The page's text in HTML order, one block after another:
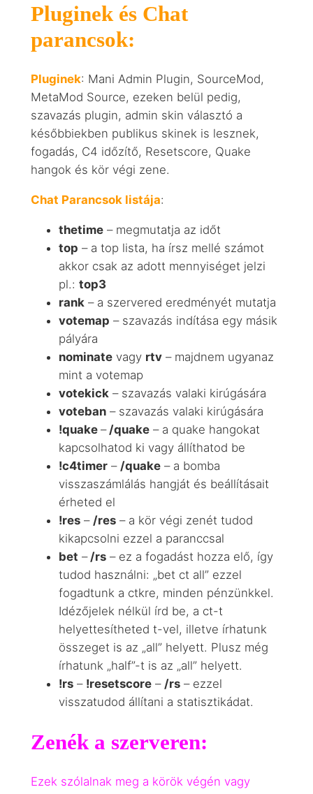
Pluginek és Chat
parancsok:
Pluginek: Mani Admin Plugin, SourceMod,
MetaMod Source, ezeken belül pedig,
szavazás plugin, admin skin választó a
későbbiekben publikus skinek is lesznek,
fogadás, C4 időzítő, Resetscore, Quake
hangok és kör végi zene.
Chat Parancsok listája:
thetime– megmutatja az időt
top – a top lista, ha írsz mellé számot
akkor csak az adott mennyiséget jelzi
pl.: top3
rank – a szervered eredményét mutatja
votemap – szavazás indítása egy másik
pályára
nominatevagy rtv– majdnem ugyanaz
mint a votemap
votekick – szavazás valaki kirúgására
voteban– szavazás valaki kirúgására
!quake –/quake– a quake hangokat
kapcsolhatod ki vagy állíthatod be
!c4timer– /quake– a bomba
visszaszámlálás hangját és beállításait
érheted el
!res– /res– a kör végi zenét tudod
kikapcsolni ezzel a paranccsal
bet –/rs– ez a fogadást hozza elő, így
tudod használni: „bet ct all” ezzel
fogadtunk a ctkre, minden pénzünkkel.
Idézőjelek nélkül írd be, a ct-t
helyettesítheted t-vel, illetve írhatunk
összeget is az „all” helyett. Plusz még
írhatunk „half”-t is az „all” helyett.
!rs– !resetscore– /rs– ezzel
visszatudod állítani a statisztikádat.
Zenék a szerveren:
Ezek szólalnak meg a körök végén vagy